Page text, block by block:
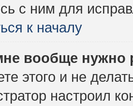
с ним для
к началу
вообще нужно
этого и не
настроил